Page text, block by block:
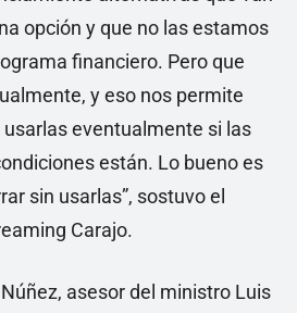
opción y que no las estamos
financiero. Pero que
y eso nos permite
eventualmente si las
están. Lo bueno es
sin usarlas”, sostuvo el
Carajo.
asesor del ministro Luis